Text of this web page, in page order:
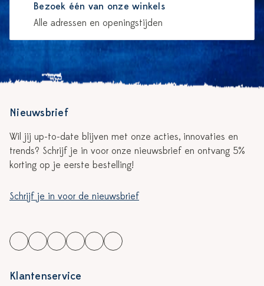
Bezoek één van onze winkels
Alle adressen en openingstijden
Nieuwsbrief
Wil jij up-to-date blijven met onze acties, innovaties en
trends? Schrijf je in voor onze nieuwsbrief en ontvang 5%
korting op je eerste bestelling!
Schrijf je in voor de nieuwsbrief
Klantenservice